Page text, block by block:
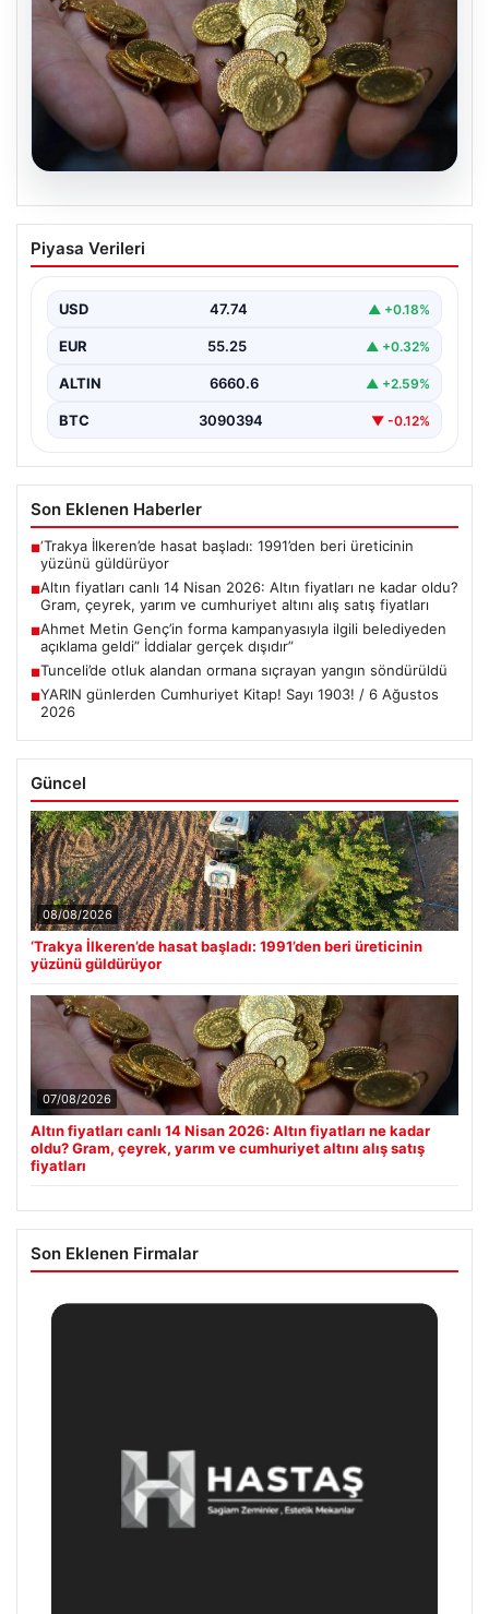
07.08.2026
Altın fiyatları canlı 14 Nisan 2026: Altın
fiyatları ne kadar oldu? Gram, çeyrek,
fiyatları
{"title": "14 Nisan 2026 Güncel Altın Fiyatları: Gram,
Çeyrek, Yarım ve Cumhuriyet Altını Satış…
Piyasa Verileri
USD 47.74 ▲ +0.18%
EUR 55.25 ▲ +0.32%
ALTIN 6660.6 ▲ +2.59%
BTC 3090394 ▼ -0.12%
Son Eklenen Haberler
■‘Trakya İlkeren’de hasat başladı: 1991’den beri üreticinin
yüzünü güldürüyor
■Altın fiyatları canlı 14 Nisan 2026: Altın fiyatları ne kadar oldu?
Gram, çeyrek, yarım ve cumhuriyet altını alış satış fiyatları
■Ahmet Metin Genç’in forma kampanyasıyla ilgili belediyeden
açıklama geldi” İddialar gerçek dışıdır”
■Tunceli’de otluk alandan ormana sıçrayan yangın söndürüldü
■YARIN günlerden Cumhuriyet Kitap! Sayı 1903! / 6 Ağustos
2026
Güncel
08/08/2026
‘Trakya İlkeren’de hasat başladı: 1991’den beri üreticinin
yüzünü güldürüyor
07/08/2026
Altın fiyatları canlı 14 Nisan 2026: Altın fiyatları ne kadar
oldu? Gram, çeyrek, yarım ve cumhuriyet altını alış satış
fiyatları
Son Eklenen Firmalar